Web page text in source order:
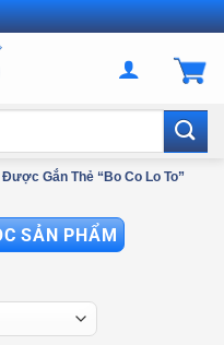
Gắn Thẻ “bo Co Lo To”
SẢN PHẨM